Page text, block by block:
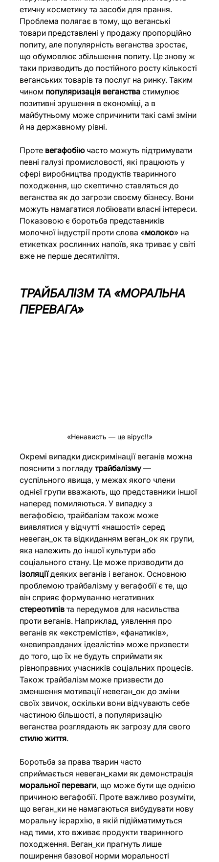
етичну косметику та засоби для прання.
Проблема полягає в тому, що веганські
товари представлені у продажу пропорційно
попиту, але популярність веганства зростає,
що обумовлює збільшення попиту. Це знову ж
таки призводить до постійного росту кількості
веганських товарів та послуг на ринку. Таким
чином популяризація веганства стимулює
позитивні зрушення в економіці, а в
майбутньому може спричинити такі самі зміни
й на державному рівні.
Проте вегафобію часто можуть підтримувати
певні галузі промисловості, які працюють у
сфері виробництва продуктів тваринного
походження, що скептично ставляться до
веганства як до загрози своєму бізнесу. Вони
можуть намагатися лобіювати власні інтереси.
Показовою є боротьба представників
молочної індустрії проти слова «молоко» на
етикетках рослинних напоїв, яка триває у світі
вже не перше десятиліття.
ТРАЙБАЛІЗМ ТА «МОРАЛЬНА
ПЕРЕВАГА»
«Ненависть — це вірус!!»
Окремі випадки дискримінації веганів можна
пояснити з погляду трайбалізму —
суспільного явища, у межах якого члени
однієї групи вважають, що представники іншої
наперед помиляються. У випадку з
вегафобією, трайбалізм також може
виявлятися у відчутті «нашості» серед
невеган_ок та відкиданням веган_ок як групи,
яка належить до іншої культури або
соціального стану. Це може призводити до
ізоляції деяких веганів і веганок. Основною
проблемою трайбалізму у вегафобії є те, що
він сприяє формуванню негативних
стереотипів та передумов для насильства
проти веганів. Наприклад, уявлення про
веганів як «екстремістів», «фанатиків»,
«невиправданих ідеалістів» може призвести
до того, що їх не будуть сприймати як
рівноправних учасників соціальних процесів.
Також трайбалізм може призвести до
зменшення мотивації невеган_ок до зміни
своїх звичок, оскільки вони відчувають себе
частиною більшості, а популяризацію
веганства розглядають як загрозу для свого
стилю життя.
Боротьба за права тварин часто
сприймається невеган_ками як демонстрація
моральної переваги, що може бути ще однією
причиною вегафобії. Проте важливо розуміти,
що веган_ки не намагаються вибудувати нову
моральну ієрархію, в якій підійматимуться
над тими, хто вживає продукти тваринного
походження. Веган_ки прагнуть лише
поширення базової норми моральності